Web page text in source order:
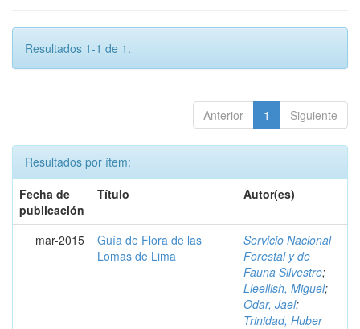
Resultados 1-1 de 1.
Anterior 1 Siguiente
Resultados por ítem:
Fecha de
publicación
Título Autor(es)
mar-2015
Guía de Flora de las
Lomas de Lima
Servicio Nacional
Forestal y de
Fauna Silvestre;
Lleellish, Miguel;
Odar, Jael;
Trinidad, Huber